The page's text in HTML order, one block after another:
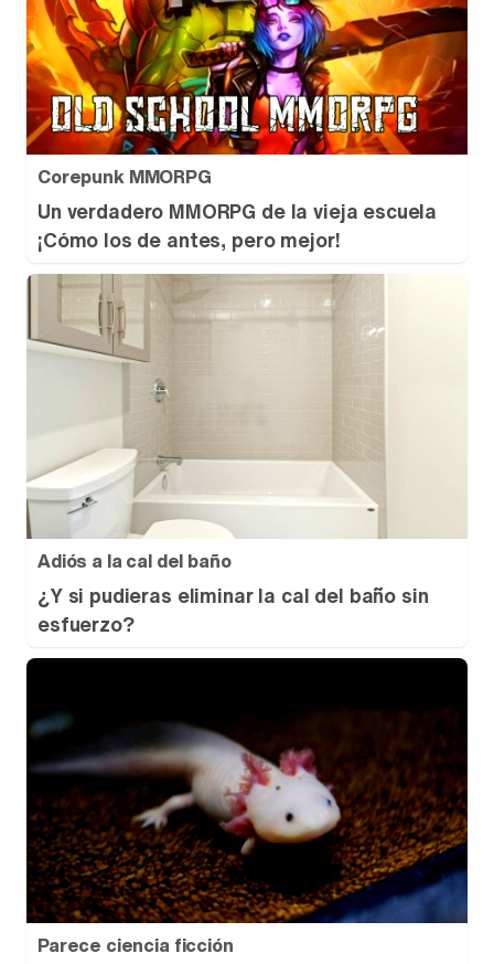
Tráiler en catalán de 'Ravalear', la nueva serie de HBO Max sobre los fondos buitre
Corepunk MMORPG
Un verdadero MMORPG de la vieja escuela
¡Cómo los de antes, pero mejor!
Adiós a la cal del baño
¿Y si pudieras eliminar la cal del baño sin
esfuerzo?
Parece ciencia ficción